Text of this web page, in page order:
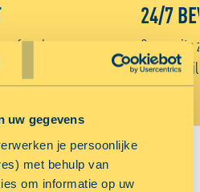
uw gegevens
je persoonlijke
met behulp van
om informatie op uw
aanhanger voor
24/7
Onze units
week
VESTIGING: